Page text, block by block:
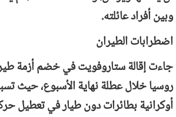
وبين أفراد عائلته.
اضطرابات الطيران
جاءت إقالة ستاروفويت في خضم أزمة
روسيا خلال عطلة نهاية الأسبوع، حيث
أوكرانية بطائرات دون طيار في تعطيل